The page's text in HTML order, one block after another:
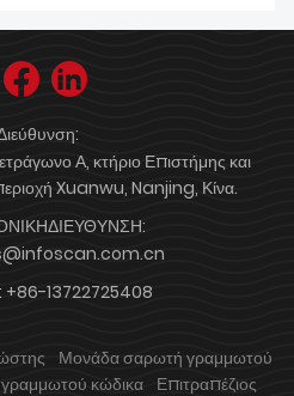
Α, κτήριο Επιστήμης και
Xuanwu, Nanjing, Κίνα.
+86-13722725408
Μονάδα σαρωτή γραμμωτού
κώδικα Επιτραπέζιος